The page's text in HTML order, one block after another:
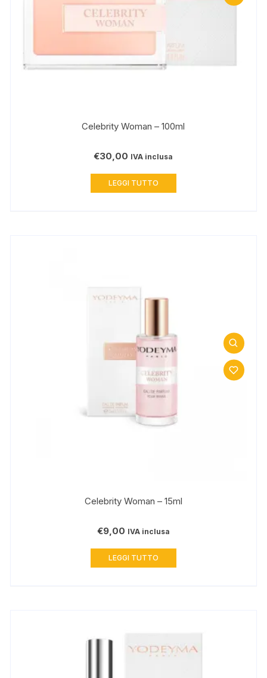
Celebrity Woman – 100ml
€30,00 IVA inclusa
LEGGI TUTTO
Celebrity Woman – 15ml
€9,00 IVA inclusa
LEGGI TUTTO